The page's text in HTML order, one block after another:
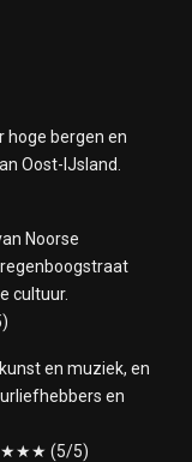
hoge bergen en
Oost-IJsland.
Noorse
cultuur.
en muziek, en
en
(5/5)